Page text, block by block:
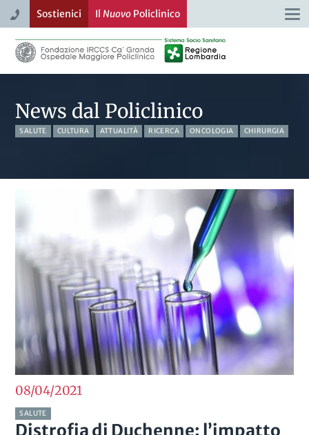
Sostienici Il NuovoPoliclinico
News dal Policlinico
SALUTE CULTURA ATTUALITÀ RICERCA ONCOLOGIA CHIRURGIA
08/042021
SALUTE
Distrofia di Duchenne: l’impatto